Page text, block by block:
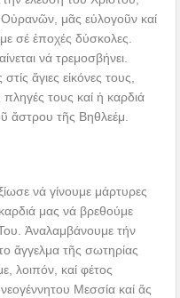
Οὐρανῶν, μᾶς εὐλογοῦν καί
σέ ἐποχές δύσκολες.
νά τρεμοσβήνει.
ἅγιες εἰκόνες τους,
τους καί ἡ καρδιά
ἄστρου τῆς Βηθλεέμ.
νά γίνουμε μάρτυρες
μας νά βρεθούμε
Ἀναλαμβάνουμε τήν
ἄγγελμα τῆς σωτηρίας
λοιπόν, καί φέτος
Μεσσία καί ἄς